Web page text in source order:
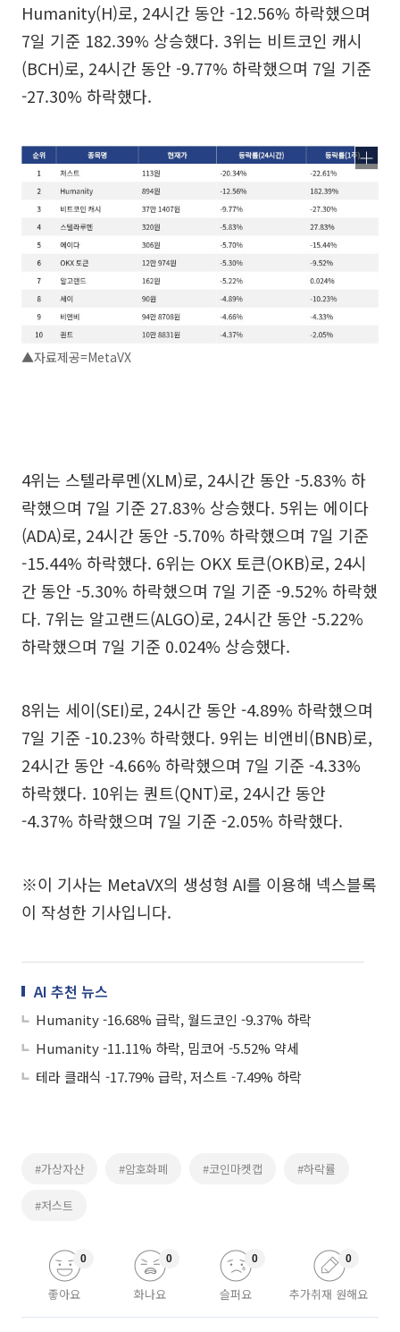
Humanity(H)로, 24시간 동안 -12.56% 하락했으며
7일 기준 182.39% 상승했다. 3위는 비트코인 캐시
(BCH)로, 24시간 동안 -9.77% 하락했으며 7일 기준
-27.30% 하락했다.
▲자료제공=MetaVX
4위는 스텔라루멘(XLM)로, 24시간 동안 -5.83% 하
락했으며 7일 기준 27.83% 상승했다. 5위는 에이다
(ADA)로, 24시간 동안 -5.70% 하락했으며 7일 기준
-15.44% 하락했다. 6위는 OKX 토큰(OKB)로, 24시
간 동안 -5.30% 하락했으며 7일 기준 -9.52% 하락했
다. 7위는 알고랜드(ALGO)로, 24시간 동안 -5.22%
하락했으며 7일 기준 0.024% 상승했다.
8위는 세이(SEI)로, 24시간 동안 -4.89% 하락했으며
7일 기준 -10.23% 하락했다. 9위는 비앤비(BNB)로,
24시간 동안 -4.66% 하락했으며 7일 기준 -4.33%
하락했다. 10위는 퀀트(QNT)로, 24시간 동안
-4.37% 하락했으며 7일 기준 -2.05% 하락했다.
※이 기사는 MetaVX의 생성형 AI를 이용해 넥스블록
이 작성한 기사입니다.
AI 추천 뉴스
Humanity -16.68% 급락, 월드코인 -9.37% 하락
Humanity -11.11% 하락, 밈코어 -5.52% 약세
테라 클래식 -17.79% 급락, 저스트 -7.49% 하락
#가상자산 #암호화폐 #코인마켓캡 #하락률
#저스트
좋아요
0
화나요
0
슬퍼요
0
추가취재 원해요
0